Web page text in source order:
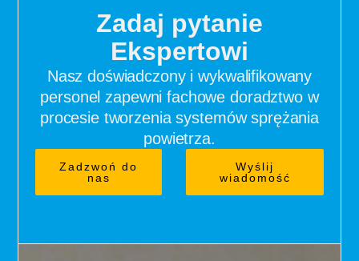
Zadaj pytanie
Ekspertowi
Nasz doświadczony i wykwalifikowany
personel zapewni fachowe doradztwo w
procesie tworzenia systemów sprężania
powietrza.
Zadzwoń do
nas
Wyślij
wiadomość